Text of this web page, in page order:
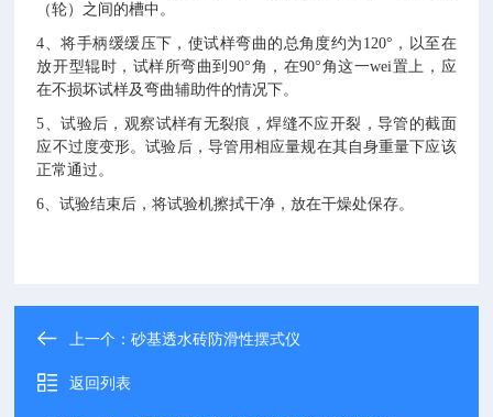
（轮）之间的槽中。
4、将手柄缓缓压下，使试样弯曲的总角度约为 120° ，以至在
放开型辊时，试样所弯曲到 90°角，在90°角这一wei置上，应
在不损坏试样及弯曲辅助件的情况下。
5、试验后，观察试样有无裂痕，焊缝不应开裂，导管的截面
应不过度变形。试验后，导管用相应量规在其自身重量下应该
正常通过。
6、试验结束后，将试验机擦拭干净，放在干燥处保存。
上一个：砂基透水砖防滑性摆式仪
返回列表